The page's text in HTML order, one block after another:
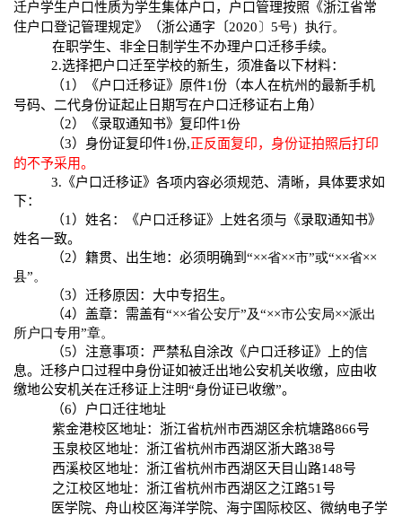
迁户学生户口性质为学生集体户口，户口管理按照《浙江省常
住户口登记管理规定》（浙公通字〔 2020 〕 5号）执行。
在职学生、非全日制学生不办理户口迁移手续。
2.选择把户口迁至学校的新生，须准备以下材料：
（1 ）《户口迁移证》原件1份（本人在杭州的最新手机
号码、二代身份证起止日期写在户口迁移证右上角）
（2）《录取通知书》复印件1份
（3）身份证复印件1份,正反面复印，身份证拍照后打印
的不予采用。
3. 《户口迁移证》各项内容必须规范、清晰，具体要求如
下：
（1 ）姓名：《户口迁移证》上姓名须与《录取通知书》
姓名一致。
（2）籍贯、出生地：必须明确到“××省××市”或“××省××
县”。
（3）迁移原因：大中专招生。
（4）盖章：需盖有“××省公安厅”及“××市公安局××派出
所户口专用”章。
（5）注意事项：严禁私自涂改《户口迁移证》上的信
息。迁移户口过程中身份证如被迁出地公安机关收缴，应由收
缴地公安机关在迁移证上注明“身份证已收缴”。
（6） 户口迁往地址
紫金港校区地址：浙江省杭州市西湖区余杭塘路866号
玉泉校区地址：浙江省杭州市西湖区浙大路38号
西溪校区地址：浙江省杭州市西湖区天目山路148号
之江校区地址：浙江省杭州市西湖区之江路51 号
医学院、舟山校区海洋学院、海宁国际校区、微纳电子学